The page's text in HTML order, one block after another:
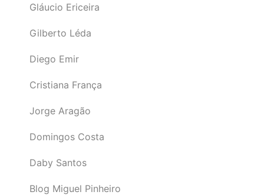
Gláucio Ericeira
Gilberto Léda
Diego Emir
Cristiana França
Jorge Aragão
Domingos Costa
Daby Santos
Blog Miguel Pinheiro